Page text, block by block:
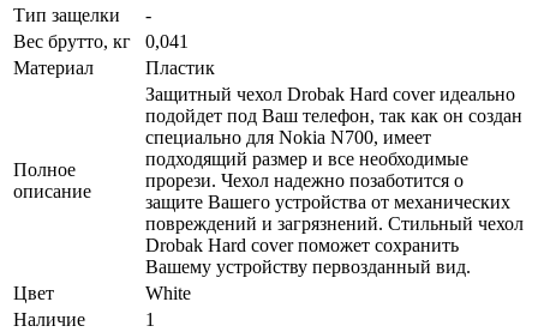
Тип защелки
-
Вес брутто, кг
0,041
Материал
Пластик
Полное
описание
Защитный чехол Drobak Hard cover идеально
подойдет под Ваш телефон, так как он создан
специально для Nokia N700, имеет
подходящий размер и все необходимые
прорези. Чехол надежно позаботится о
защите Вашего устройства от механических
повреждений и загрязнений. Стильный чехол
Drobak Hard cover поможет сохранить
Вашему устройству первозданный вид.
Цвет
White
Наличие
1